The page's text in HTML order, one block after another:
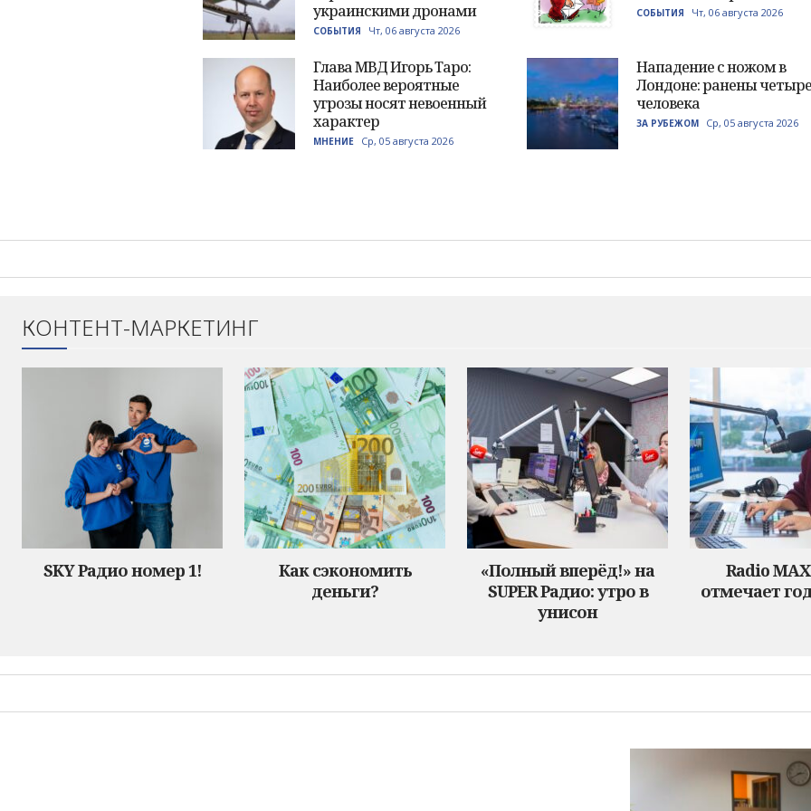
украинскими дронами
СОБЫТИЯ Чт, 06 августа 2026
СОБЫТИЯ Чт, 06 августа 2026
Глава МВД Игорь Таро:
Наиболее вероятные
угрозы носят невоенный
характер
МНЕНИЕ Ср, 05 августа 2026
Нападение с ножом в
Лондоне: ранены четыре
человека
ЗА РУБЕЖОМ Ср, 05 августа 2026
КОНТЕНТ-МАРКЕТИНГ
SKY Радио номер 1!
Как сэкономить
деньги?
«Полный вперёд!» на
SUPER Радио: утро в
унисон
Radio
отмечает